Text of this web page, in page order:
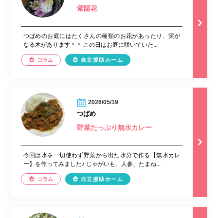
紫陽花
つばめのお庭にはたくさんの種類のお花があったり、実が
なる木があります＾＾ この日はお庭に咲いていた...
コラム 自立援助ホーム
2026/05/19
つばめ
野菜たっぷり無水カレー
今回は水を一切使わず野菜から出た水分で作る【無水カレ
ー】を作ってみました♪ じゃがいも、人参、たまね...
コラム 自立援助ホーム